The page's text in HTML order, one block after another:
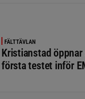
FÄLTTÄVLAN
Kristianstad
första testet inför